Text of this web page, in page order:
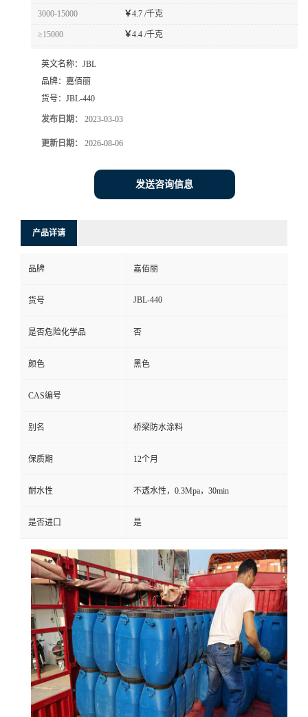
3000-15000 ￥4.7 /千克
≥15000 ￥4.4 /千克
英文名称： JBL
品牌： 嘉佰丽
货号： JBL-440
发布日期： 2023-03-03
更新日期： 2026-08-06
发送咨询信息
产品详请
品牌 嘉佰丽
货号 JBL-440
是否危险化学品 否
颜色 黑色
CAS编号
别名 桥梁防水涂料
保质期 12个月
耐水性 不透水性，0.3Mpa，30min
是否进口 是